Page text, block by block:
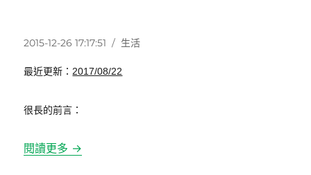
最近更新：2017/08/22
很長的前言：
閱讀更多 →
發
日
2015-12-26 17:17:51
分
生活